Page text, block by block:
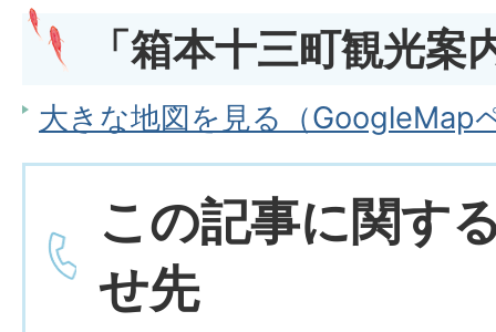
「箱本十三町観光案
大きな地図を見る（GoogleMap
この記事に関す
せ先